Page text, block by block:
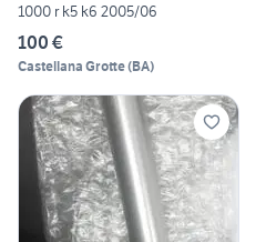
1000 r k5 k6 2005/06
100 €
Castellana Grotte(BA)